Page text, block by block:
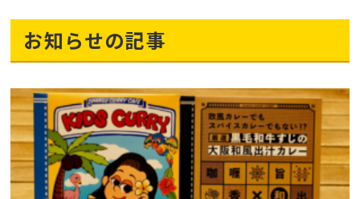
お知らせの記事